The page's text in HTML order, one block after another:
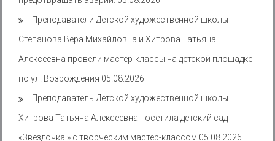
Преподаватели Детской художественной школы
Степанова Вера Михайловна и Хитрова Татьяна
Алексеевна провели мастер-классы на детской площадке
по ул. Возрождения 05.08.2026
Преподаватель Детской художественной школы
Хитрова Татьяна Алексеевна посетила детский сад
«Звездочка » с творческим мастер-классом 05.08.2026